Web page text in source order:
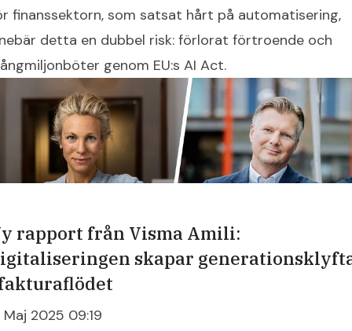
finanssektorn, som satsat hårt på automatisering,
detta en dubbel risk: förlorat förtroende och
genom EU:s AI Act.
rapport från Visma Amili:
skapar
Maj 2025 09:19